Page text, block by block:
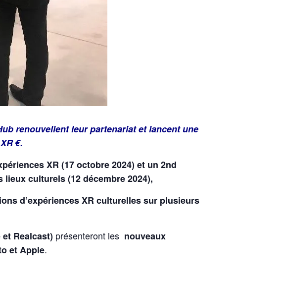
renouvellent leur partenariat et lancent une
€.
XR (17 octobre 2024) et un 2nd
culturels (12 décembre 2024),
d’expériences XR culturelles sur plusieurs
Realcast) présenteront les nouveaux
et Apple.